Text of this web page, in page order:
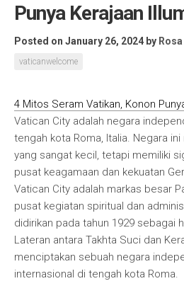
Punya Kerajaan
Posted on January 26, 2024 by
vaticanwelcome
4 Mitos Seram Vatikan, Konon
Vatican City adalah negara
tengah kota Roma, Italia. Negara
yang sangat kecil, tetapi memiliki
pusat keagamaan dan kekuatan
Vatican City adalah markas besar
pusat kegiatan spiritual dan
didirikan pada tahun 1929 sebagai
Lateran antara Takhta Suci dan
menciptakan sebuah negara
internasional di tengah kota Roma.